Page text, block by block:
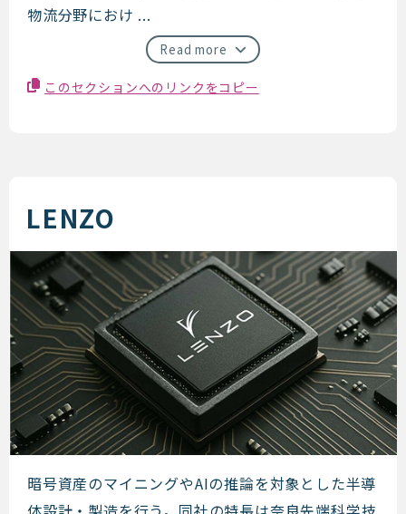
物流分野におけ ...
Read more
このセクションへのリンクをコピー
LENZO
LENZO
暗号資産のマイニングやAIの推論を対象とした半導